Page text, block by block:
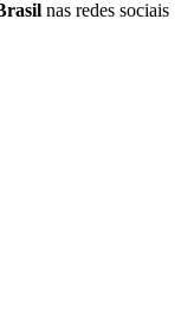
nas redes sociais